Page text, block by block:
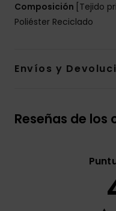
Composición [Tejido
Poliéster Reciclado
Envíos y
Reseñas de los